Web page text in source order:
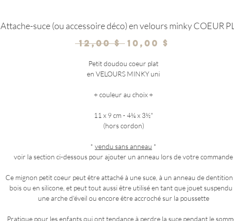
Attache-suce (ou accessoire déco) en velours minky COEUR
12,00 $ Prix
10,00 $
Petit doudou coeur plat
en VELOURS MINKY uni
+ couleur au choix +
11 x 9 cm - 4¼ x 3½"
(hors cordon)
* vendu sans anneau *
voir la section ci-dessous pour ajouter un anneau lors de votre commande
Ce mignon petit coeur peut être attaché à une suce, à un anneau de dentition
bois ou en silicone, et peut tout aussi être utilisé en tant que jouet suspendu
une arche d'éveil ou encore être accroché sur la poussette
Pratique pour les enfants qui ont tendance à perdre la suce pendant le